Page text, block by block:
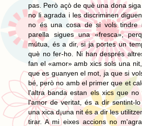
pas. Però açò de què una dona
no li agrada i les discriminen
no és una cosa de si vols tindre
parella sigues una «fresca»,
mútua, és a dir, si ja portes un
què no fer-ho. Ni han després
fan el «amor» amb xics sols una
que es guanyen el mot, ja que si
bé, però no amb el primer que et
l'altra banda estan els xics que
l'amor de veritat, és a dir sentint-
una xica d¡una nit és a dir les
tirar. A mi eixes accions no